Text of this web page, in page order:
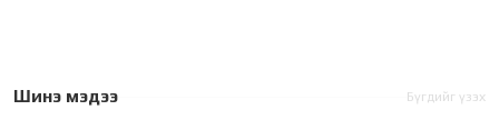
өдөр зохион
төлөөлөгчид Монгол
Шинэ мэдээ Бүгдийг үзэх